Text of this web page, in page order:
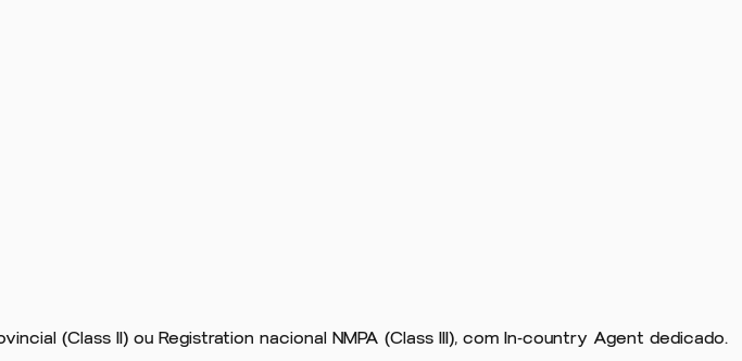
(Class II) ou Registration nacional NMPA (Class III), com In-country Agent dedicado.